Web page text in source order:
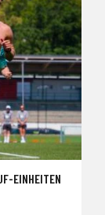
EINHEITEN